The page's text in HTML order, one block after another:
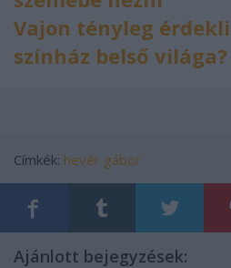
Vajon tényleg
színház belső világa?
Címkék: hevér gábor
Ajánlott bejegyzések: